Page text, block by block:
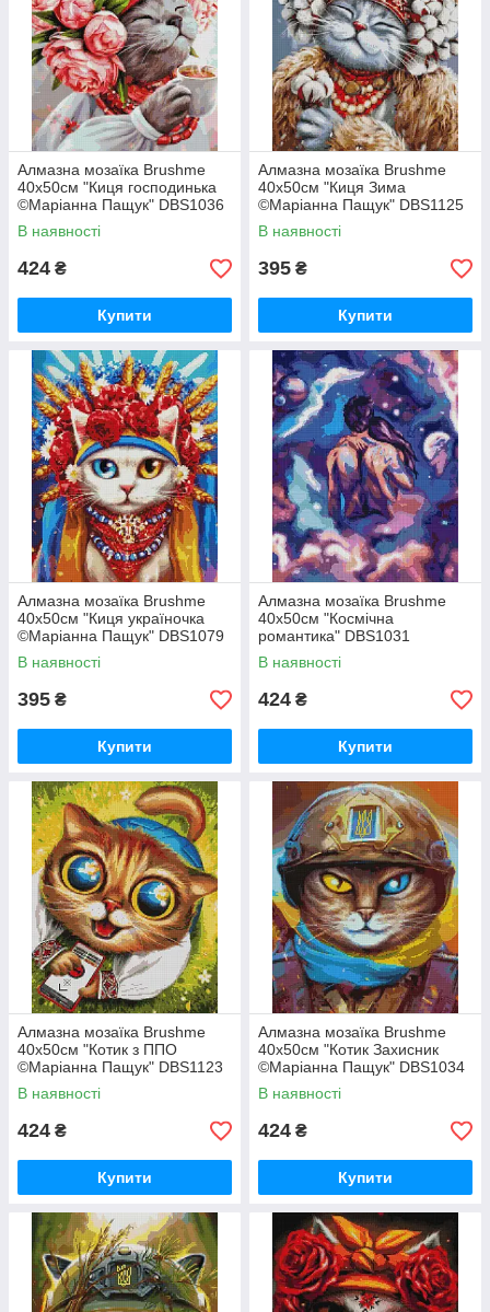
Алмазна мозаїка Brushme
40x50см "Киця господинька
©Маріанна Пащук" DBS1036
В наявності
424 ₴
Купити
Алмазна мозаїка Brushme
40x50см "Киця Зима
©Маріанна Пащук" DBS1125
В наявності
395 ₴
Купити
Алмазна мозаїка Brushme
40x50см "Киця україночка
©Маріанна Пащук" DBS1079
В наявності
395 ₴
Купити
Алмазна мозаїка Brushme
40x50см "Космічна
романтика" DBS1031
В наявності
424 ₴
Купити
Алмазна мозаїка Brushme
40x50см "Котик з ППО
©Маріанна Пащук" DBS1123
В наявності
424 ₴
Купити
Алмазна мозаїка Brushme
40x50см "Котик Захисник
©Маріанна Пащук" DBS1034
В наявності
424 ₴
Купити